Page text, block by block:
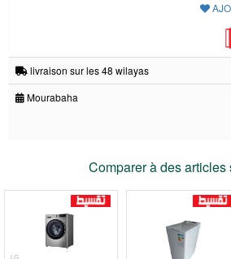
livraison sur les 48 wilayas
Mourabaha
Comparer à des articles